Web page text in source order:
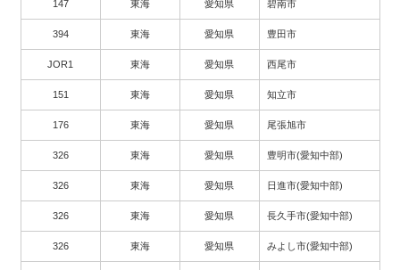
147 東海 愛知県 碧南市
394 東海 愛知県 豊田市
JOR1 東海 愛知県 西尾市
151 東海 愛知県 知立市
176 東海 愛知県 尾張旭市
326 東海 愛知県 豊明市(愛知中部)
326 東海 愛知県 日進市(愛知中部)
326 東海 愛知県 長久手市(愛知中部)
326 東海 愛知県 みよし市(愛知中部)